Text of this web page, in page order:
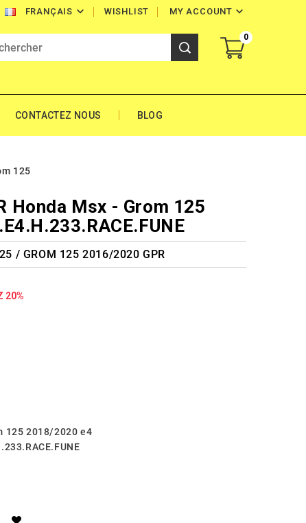
FRANÇAIS  MY ACCOUNT 
WISHLIST
0
CONTACTEZ NOUS BLOG
125
Honda Msx - Grom 125
/ GROM 125 2016/2020 GPR
20%
125 2018/2020 e4